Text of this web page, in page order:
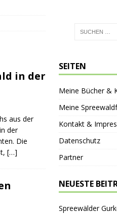
in der
aus der
der
Die
[…]
SEITEN
Meine Bücher &
Meine
Kontakt &
Datenschutz
Partner
NEUESTE
Spreewälder